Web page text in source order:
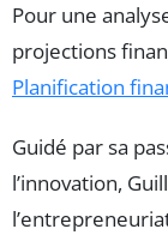
Pour une
projections
Planification
Guidé par sa
l’innovation,